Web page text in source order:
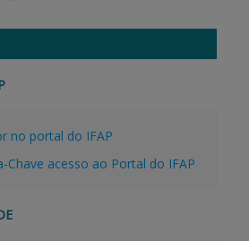
no portal do IFAP
Chave acesso ao Portal do IFAP